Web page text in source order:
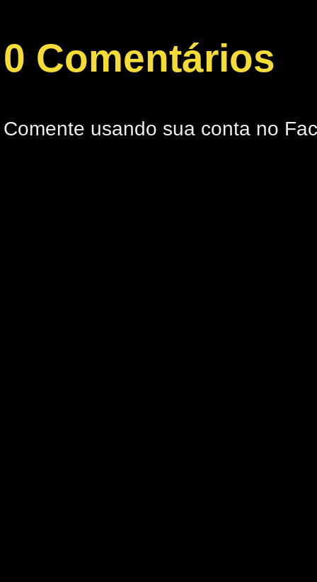
0 Comentários
Comente usando sua conta no